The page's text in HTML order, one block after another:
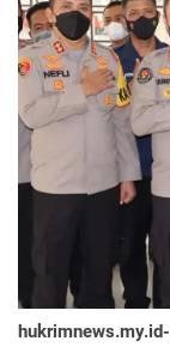
hukrimnews.my.id-